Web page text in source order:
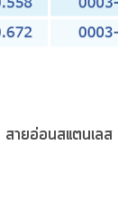
สายอ่อนสแตนเลส